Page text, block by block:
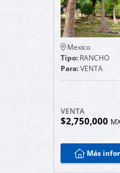
Mexico
Tipo:RANCHO
Para:VENTA
VENTA
$2,750,000
Más